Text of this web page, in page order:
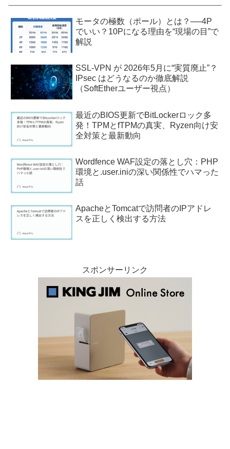
モータの極数（ポール）とは？──4P
でいい？10Pになる理由を“現場の目”で
解説
SSL-VPN が 2026年5月に“実質廃止”？
IPsec はどうなるのか徹底解説
（SoftEtherユーザー視点）
最近のBIOS更新でBitLockerロック多
発！TPMとfTPMの真実、Ryzen向け安
全対策と最新動向
Wordfence WAF設定の落とし穴：PHP
環境と.user.iniの深い関係性でハマった
話
ApacheとTomcatで訪問者のIPアドレ
スを正しく検出する方法
スポンサーリンク